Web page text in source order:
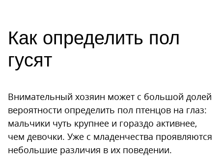
Как определить пол
гусят
Внимательный хозяин может с большой долей
вероятности определить пол птенцов на глаз:
мальчики чуть крупнее и гораздо активнее,
чем девочки. Уже с младенчества проявляются
небольшие различия в их поведении.